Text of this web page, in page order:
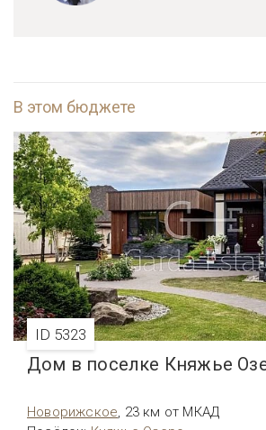
В этом бюджете
ID 5323
Дом в поселке Княжье
Новорижское, 23 км от МКАД